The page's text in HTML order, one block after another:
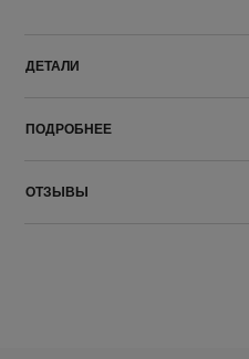
ДЕТАЛИ
ПОДРОБНЕЕ
ОТЗЫВЫ